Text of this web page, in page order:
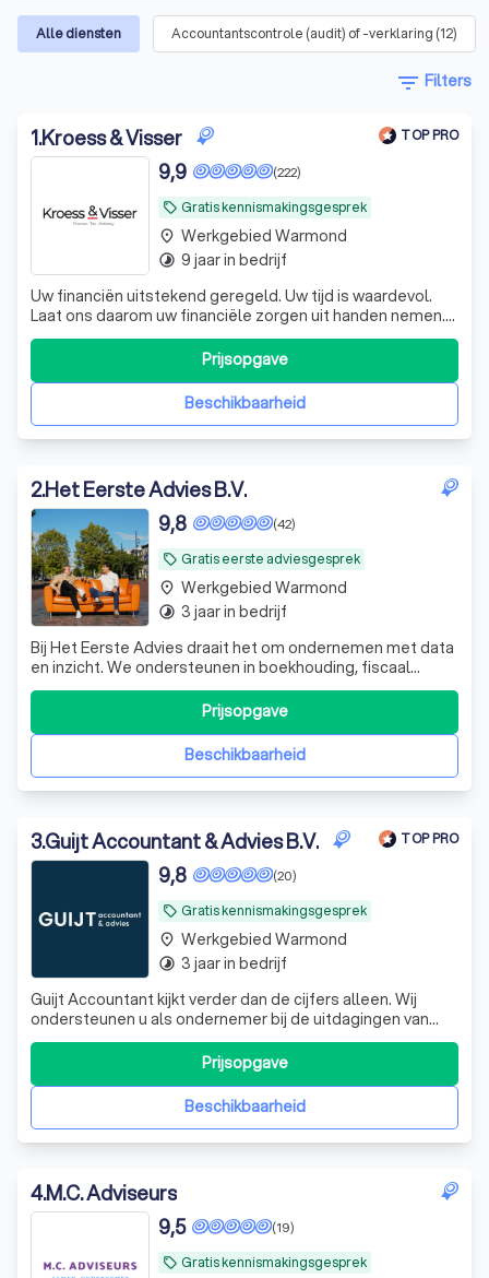
Alle diensten Accountantscontrole (audit) of -verklaring (12)
filter_list Filters
1.Kroess & Visser TOP PRO
local_offer Gratis kennismakingsgesprek
(222)
9,9
Uw financiën uitstekend geregeld. Uw tijd is waardevol.
Laat ons daarom uw financiële zorgen uit handen nemen.
De experts van KroessVisser beheren al uw financiële
processen van A tot Z, zodat u met een gerust hart kunt
ondernemen. KroessVisser | Finance - Tax - Advisory ☎️
Plan een GRATIS ADVIESBeschikbaarheid
Prijsopgave
place Werkgebied Warmond
timelapse 9 jaar in bedrijf
2.Het Eerste Advies B.V.
local_offer Gratis eerste adviesgesprek
(42)
9,8
Bij Het Eerste Advies draait het om ondernemen met data
en inzicht. We ondersteunen in boekhouding, fiscaal
advies, contractbeheer, data-dashboarding en meer.
Beschikbaarheid
Prijsopgave
place Werkgebied Warmond
timelapse 3 jaar in bedrijf
3.Guijt Accountant & Advies B.V. TOP PRO
local_offer Gratis kennismakingsgesprek
(20)
9,8
Guijt Accountant kijkt verder dan de cijfers alleen. Wij
ondersteunen u als ondernemer bij de uitdagingen van
vandaag en morgen. Samen helpen we u en de
Beschikbaarheid
Prijsopgave
place Werkgebied Warmond
timelapse 3 jaar in bedrijf
4.M.C. Adviseurs
local_offer Gratis kennismakingsgesprek
(19)
9,5